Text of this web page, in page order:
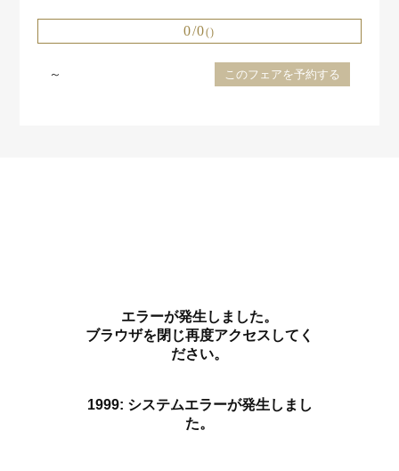
0/0()
～ このフェアを予約する